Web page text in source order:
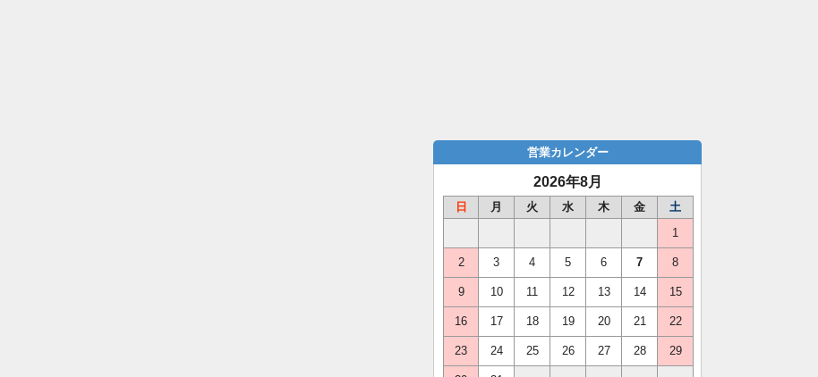
営業カレンダー
2026年8月
日 月 火 水 木 金
土
1
2 3 4 5 6 7 8
9 10 11 12 13 14 15
16 17 18 19 20 21 22
23 24 25 26 27 28 29